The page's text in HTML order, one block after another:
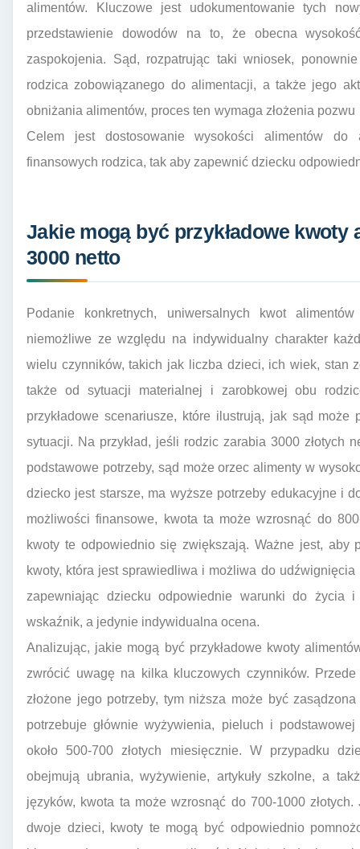
alimentów. Kluczowe jest udokumentowanie tych
przedstawienie dowodów na to, że obecna
zaspokojenia. Sąd, rozpatrując taki wniosek,
rodzica zobowiązanego do alimentacji, a także jego
obniżania alimentów, proces ten wymaga złożenia
Celem jest dostosowanie wysokości alimentów
finansowych rodzica, tak aby zapewnić dziecku
Jakie mogą być przykładowe
3000 netto
Podanie konkretnych, uniwersalnych kwot
niemożliwe ze względu na indywidualny charakter
wielu czynników, takich jak liczba dzieci, ich wiek, stan
także od sytuacji materialnej i zarobkowej obu
przykładowe scenariusze, które ilustrują, jak sąd
sytuacji. Na przykład, jeśli rodzic zarabia 3000 złotych
podstawowe potrzeby, sąd może orzec alimenty w
dziecko jest starsze, ma wyższe potrzeby edukacyjne i
możliwości finansowe, kwota ta może wzrosnąć do
kwoty te odpowiednio się zwiększają. Ważne jest, aby
kwoty, która jest sprawiedliwa i możliwa do
zapewniając dziecku odpowiednie warunki do życia
wskaźnik, a jedynie indywidualna ocena.
Analizując, jakie mogą być przykładowe kwoty
zwrócić uwagę na kilka kluczowych czynników.
złożone jego potrzeby, tym niższa może być
potrzebuje głównie wyżywienia, pieluch i
około 500-700 złotych miesięcznie. W przypadku
obejmują ubrania, wyżywienie, artykuły szkolne, a
języków, kwota ta może wzrosnąć do 700-1000
dwoje dzieci, kwoty te mogą być odpowiednio